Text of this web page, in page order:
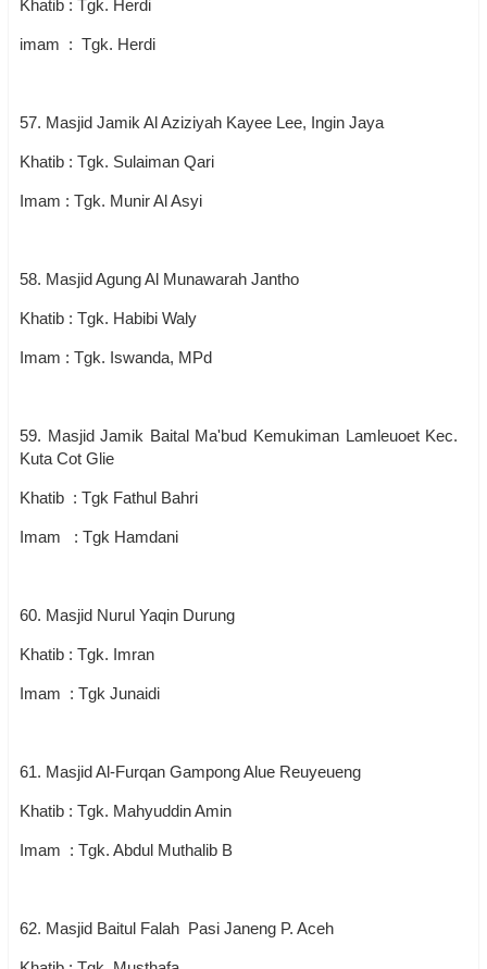
Khatib : Tgk. Herdi
imam : Tgk. Herdi
57. Masjid Jamik Al Aziziyah Kayee Lee, Ingin Jaya
Khatib : Tgk. Sulaiman Qari
Imam : Tgk. Munir Al Asyi
58. Masjid Agung Al Munawarah Jantho
Khatib : Tgk. Habibi Waly
Imam : Tgk. Iswanda, MPd
59. Masjid Jamik Baital Ma'bud Kemukiman Lamleuoet Kec.
Kuta Cot Glie
Khatib : Tgk Fathul Bahri
Imam : Tgk Hamdani
60. Masjid Nurul Yaqin Durung
Khatib : Tgk. Imran
Imam : Tgk Junaidi
61. Masjid Al-Furqan Gampong Alue Reuyeueng
Khatib : Tgk. Mahyuddin Amin
Imam : Tgk. Abdul Muthalib B
62. Masjid Baitul Falah Pasi Janeng P. Aceh